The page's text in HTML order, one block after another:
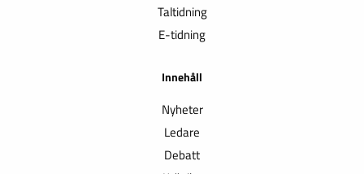
Taltidning
E-tidning
Innehåll
Nyheter
Ledare
Debatt